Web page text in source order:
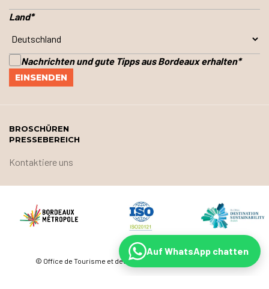
Land*
Nachrichten und gute Tipps aus Bordeaux erhalten*
BROSCHÜREN
PRESSEBEREICH
Kontaktiere uns
© Office de Tourisme et des Congrès de Bordeaux Métropole
Auf WhatsApp chatten